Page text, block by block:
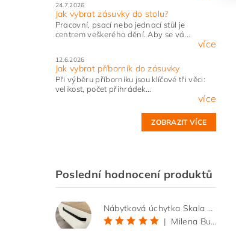
24.7.2026
Jak vybrat zásuvky do stolu?
Pracovní, psací nebo jednací stůl je
centrem veškerého dění. Aby se vá...
více
12.6.2026
Jak vybrat příborník do zásuvky
Při výběru příborníku jsou klíčové tři věci:
velikost, počet přihrádek...
více
ZOBRAZIT VÍCE
Poslední hodnocení produktů
Nábytková úchytka Skala černá matná
|
Milena Bučková